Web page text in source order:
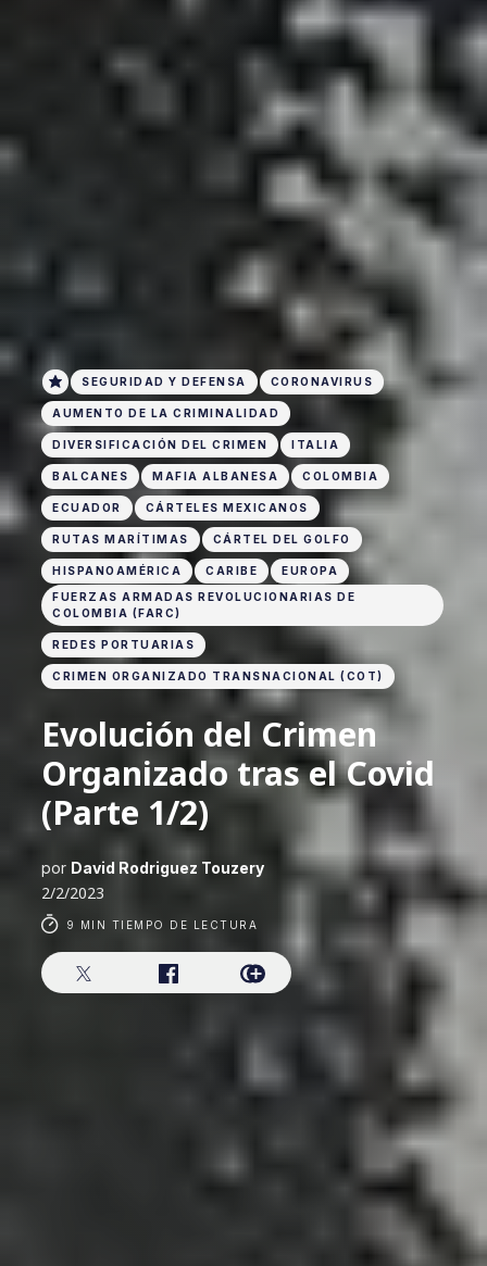
SEGURIDAD Y DEFENSA CORONAVIRUS
AUMENTO DE LA CRIMINALIDAD
DIVERSIFICACIÓN DEL CRIMEN ITALIA
BALCANES MAFIA ALBANESA COLOMBIA
ECUADOR CÁRTELES MEXICANOS
RUTAS MARÍTIMAS CÁRTEL DEL GOLFO
HISPANOAMÉRICA CARIBE
EUROPA
FUERZAS ARMADAS REVOLUCIONARIAS DE
COLOMBIA (FARC)
REDES PORTUARIAS
CRIMEN ORGANIZADO TRANSNACIONAL (COT)
Evolución del Crimen
Organizado tras el Covid
(Parte 1/2)
por David Rodriguez Touzery
2/2/2023
9 MIN TIEMPO DE LECTURA